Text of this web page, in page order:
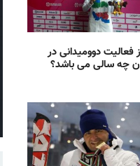
فعالیت دوومیدانی در
چه سالی می باشد؟